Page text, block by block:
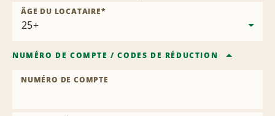
ÂGE DU LOCATAIRE*
NUMÉRO DE COMPTE /CODES DE RÉDUCTION
NUMÉRO DE COMPTE